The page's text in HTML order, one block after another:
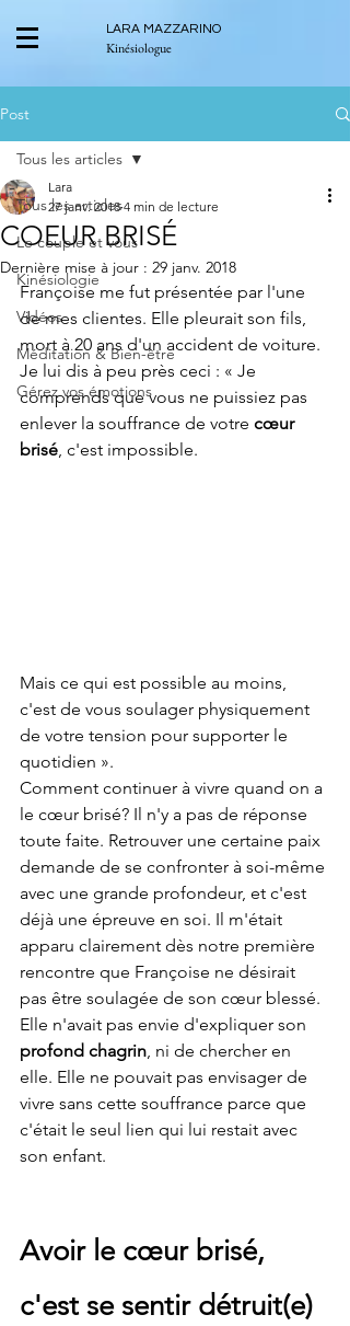
LARA MAZZARINO
Kinésiologue
Post
Tous les articles
Le couple et vous
Kinésiologie
Vidéos
Méditation & Bien-être
Gérez vos émotions
Tous les articles
COEUR BRISÉ
Lara
27 janv. 2018 4 min de lecture
Dernière mise à jour : 29 janv. 2018
Françoise me fut présentée par l'une
de mes clientes. Elle pleurait son fils,
mort à 20 ans d'un accident de voiture.
Je lui dis à peu près ceci : « Je
comprends que vous ne puissiez pas
enlever la souffrance de votre cœur
brisé, c'est impossible.
Mais ce qui est possible au moins,
c'est de vous soulager physiquement
de votre tension pour supporter le
quotidien ».
Comment continuer à vivre quand on a
le cœur brisé? Il n'y a pas de réponse
toute faite. Retrouver une certaine paix
demande de se confronter à soi-même
avec une grande profondeur, et c'est
déjà une épreuve en soi. Il m'était
apparu clairement dès notre première
rencontre que Françoise ne désirait
pas être soulagée de son cœur blessé.
Elle n'avait pas envie d'expliquer son
profond chagrin, ni de chercher en
elle. Elle ne pouvait pas envisager de
vivre sans cette souffrance parce que
c'était le seul lien qui lui restait avec
son enfant.
Avoir le cœur brisé,
c'est se sentir détruit(e)